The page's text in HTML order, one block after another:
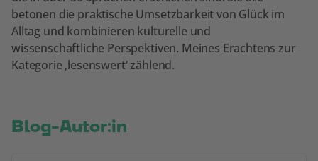
betonen die praktische Umsetzbarkeit von Glück im
Alltag und kombinieren kulturelle und
wissenschaftliche Perspektiven. Meines Erachtens zur
Kategorie ‚lesenswert‘ zählend.
Blog-Autor:in